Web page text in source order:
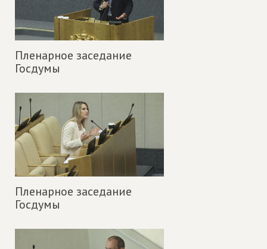
Пленарное заседание
Госдумы
Пленарное заседание
Госдумы